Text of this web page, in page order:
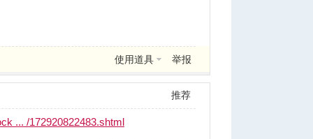
使用道具 举报
推荐
... /172920822483.shtml